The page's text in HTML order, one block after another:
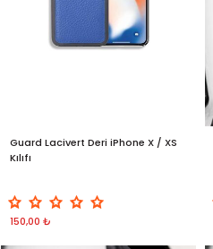
Guard Lacivert Deri iPhone X / XS
Kılıfı
150,00 ₺